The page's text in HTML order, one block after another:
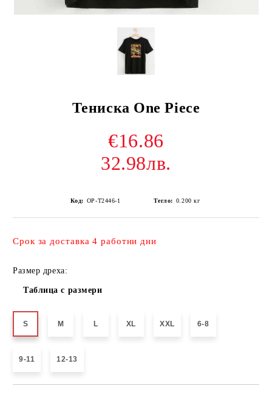
Тениска One Piece
€16.86
32.98лв.
Код: OP-T2446-1 Тегло: 0.200 кг
Срок за доставка 4 работни дни
Размер дреха:
Таблица с размери
S M L XL XXL 6-8
9-11 12-13